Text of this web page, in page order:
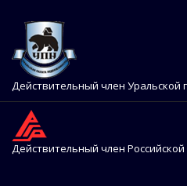
Действительный член Уральской
Действительный член